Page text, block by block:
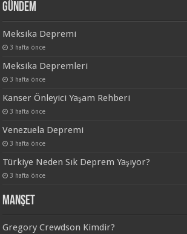
Gündem
Meksika Depremi
3 hafta önce
Meksika Depremleri
3 hafta önce
Kanser Önleyici Yaşam Rehberi
3 hafta önce
Venezuela Depremi
3 hafta önce
Türkiye Neden Sık Deprem Yaşıyor?
3 hafta önce
Manşet
Gregory Crewdson Kimdir?